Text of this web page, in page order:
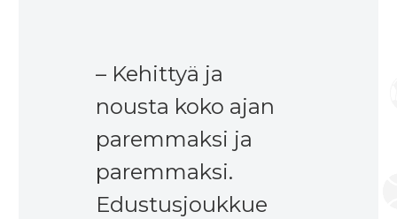
– Kehittyä ja
nousta koko ajan
paremmaksi ja
paremmaksi.
Edustusjoukkue